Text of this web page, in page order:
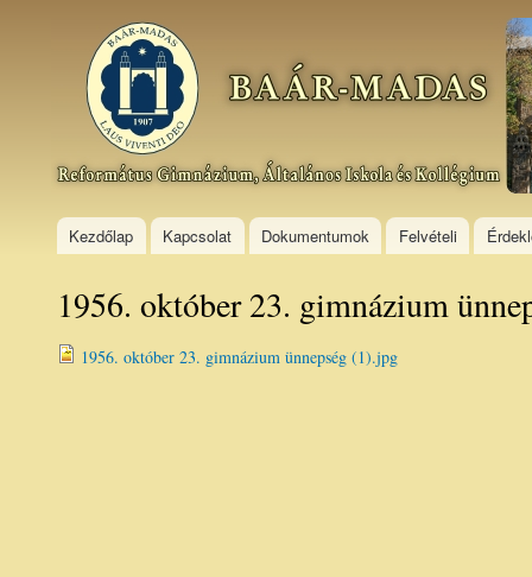
Baár–
Madas
Református
Gimnázium,
Általános
Kollégium
Kezdőlap Kapcsolat Dokumentumok Felvételi
1956. október 23. gimnázium
1956. október 23. gimnázium ünnepség (1).jpg